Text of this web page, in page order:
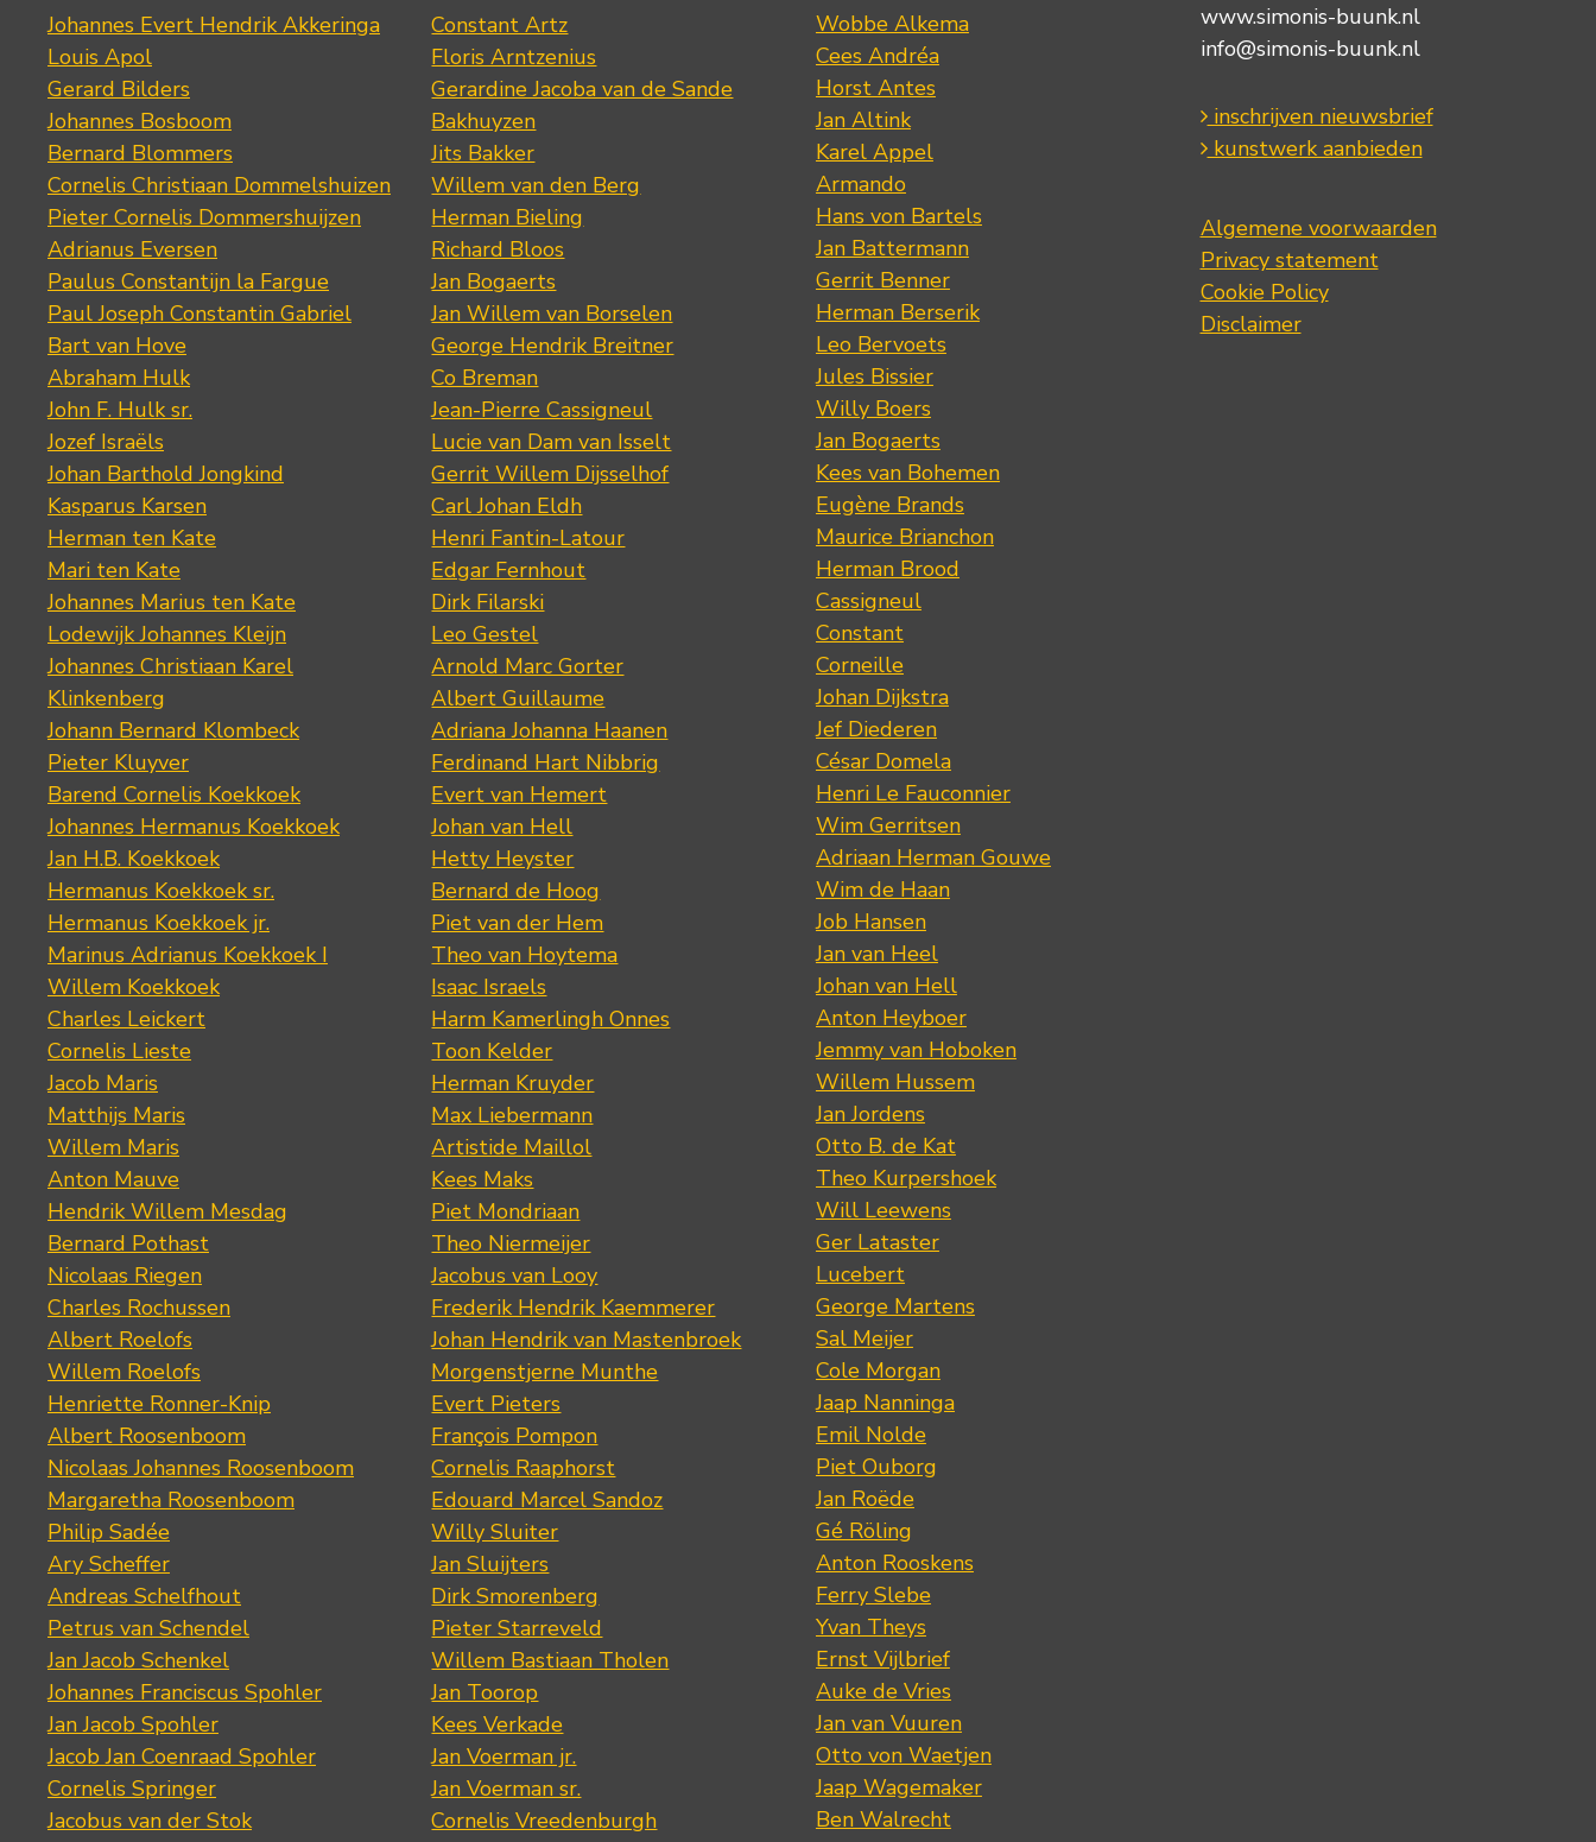
Johannes Evert Hendrik Akkeringa
Louis Apol
Gerard Bilders
Johannes Bosboom
Bernard Blommers
Cornelis Christiaan Dommelshuizen
Pieter Cornelis Dommershuijzen
Adrianus Eversen
Paulus Constantijn la Fargue
Paul Joseph Constantin Gabriel
Bart van Hove
Abraham Hulk
John F. Hulk sr.
Jozef Israëls
Johan Barthold Jongkind
Kasparus Karsen
Herman ten Kate
Mari ten Kate
Johannes Marius ten Kate
Lodewijk Johannes Kleijn
Johannes Christiaan Karel
Klinkenberg
Johann Bernard Klombeck
Pieter Kluyver
Barend Cornelis Koekkoek
Johannes Hermanus Koekkoek
Jan H.B. Koekkoek
Hermanus Koekkoek sr.
Hermanus Koekkoek jr.
Marinus Adrianus Koekkoek I
Willem Koekkoek
Charles Leickert
Cornelis Lieste
Jacob Maris
Matthijs Maris
Willem Maris
Anton Mauve
Hendrik Willem Mesdag
Bernard Pothast
Nicolaas Riegen
Charles Rochussen
Albert Roelofs
Willem Roelofs
Henriette Ronner-Knip
Albert Roosenboom
Nicolaas Johannes Roosenboom
Margaretha Roosenboom
Philip Sadée
Ary Scheffer
Andreas Schelfhout
Petrus van Schendel
Jan Jacob Schenkel
Johannes Franciscus Spohler
Jan Jacob Spohler
Jacob Jan Coenraad Spohler
Cornelis Springer
Jacobus van der Stok
Constant Artz
Floris Arntzenius
Gerardine Jacoba van de Sande
Bakhuyzen
Jits Bakker
Willem van den Berg
Herman Bieling
Richard Bloos
Jan Bogaerts
Jan Willem van Borselen
George Hendrik Breitner
Co Breman
Jean-Pierre Cassigneul
Lucie van Dam van Isselt
Gerrit Willem Dijsselhof
Carl Johan Eldh
Henri Fantin-Latour
Edgar Fernhout
Dirk Filarski
Leo Gestel
Arnold Marc Gorter
Albert Guillaume
Adriana Johanna Haanen
Ferdinand Hart Nibbrig
Evert van Hemert
Johan van Hell
Hetty Heyster
Bernard de Hoog
Piet van der Hem
Theo van Hoytema
Isaac Israels
Harm Kamerlingh Onnes
Toon Kelder
Herman Kruyder
Max Liebermann
Artistide Maillol
Kees Maks
Piet Mondriaan
Theo Niermeijer
Jacobus van Looy
Frederik Hendrik Kaemmerer
Johan Hendrik van Mastenbroek
Morgenstjerne Munthe
Evert Pieters
François Pompon
Cornelis Raaphorst
Edouard Marcel Sandoz
Willy Sluiter
Jan Sluijters
Dirk Smorenberg
Pieter Starreveld
Willem Bastiaan Tholen
Jan Toorop
Kees Verkade
Jan Voerman jr.
Jan Voerman sr.
Cornelis Vreedenburgh
Wobbe Alkema
Cees Andréa
Horst Antes
Jan Altink
Karel Appel
Armando
Hans von Bartels
Jan Battermann
Gerrit Benner
Herman Berserik
Leo Bervoets
Jules Bissier
Willy Boers
Jan Bogaerts
Kees van Bohemen
Eugène Brands
Maurice Brianchon
Herman Brood
Cassigneul
Constant
Corneille
Johan Dijkstra
Jef Diederen
César Domela
Henri Le Fauconnier
Wim Gerritsen
Adriaan Herman Gouwe
Wim de Haan
Job Hansen
Jan van Heel
Johan van Hell
Anton Heyboer
Jemmy van Hoboken
Willem Hussem
Jan Jordens
Otto B. de Kat
Theo Kurpershoek
Will Leewens
Ger Lataster
Lucebert
George Martens
Sal Meijer
Cole Morgan
Jaap Nanninga
Emil Nolde
Piet Ouborg
Jan Roëde
Gé Röling
Anton Rooskens
Ferry Slebe
Yvan Theys
Ernst Vijlbrief
Auke de Vries
Jan van Vuuren
Otto von Waetjen
Jaap Wagemaker
Ben Walrecht
www.simonis-buunk.nl
info@simonis-buunk.nl
inschrijven nieuwsbrief
kunstwerk aanbieden
Algemene voorwaarden
Privacy statement
Cookie Policy
Disclaimer